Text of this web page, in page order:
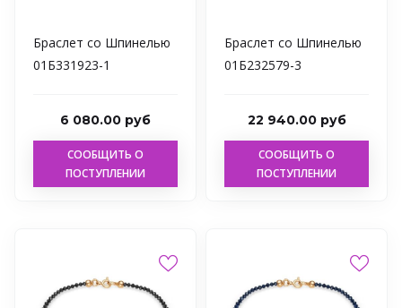
Браслет со Шпинелью
01Б331923-1
6 080.00 руб
СООБЩИТЬ О
ПОСТУПЛЕНИИ
Браслет со Шпинелью
01Б232579-3
22 940.00 руб
СООБЩИТЬ О
ПОСТУПЛЕНИИ